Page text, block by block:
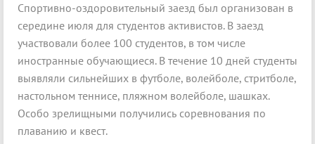
Спортивно-оздоровительный заезд был организован в
середине июля для студентов активистов. В заезд
участвовали более 100 студентов, в том числе
иностранные обучающиеся. В течение 10 дней студенты
выявляли сильнейших в футболе, волейболе, стритболе,
настольном теннисе, пляжном волейболе, шашках.
Особо зрелищными получились соревнования по
плаванию и квест.